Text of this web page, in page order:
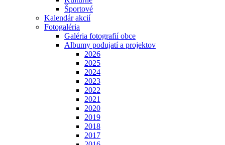
Športové
Kalendár akcií
Fotogaléria
Galéria fotografií obce
Albumy podujatí a projektov
2026
2025
2024
2023
2022
2021
2020
2019
2018
2017